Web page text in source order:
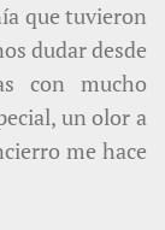
que tuvieron
dudar desde
con mucho
un olor a
me hace